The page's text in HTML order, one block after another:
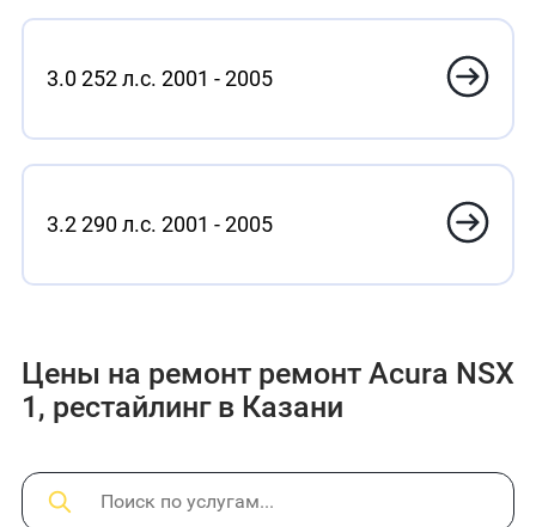
3.0 252 л.с. 2001 - 2005
3.2 290 л.с. 2001 - 2005
Цены на ремонт ремонт Acura NSX
1, рестайлинг в Казани